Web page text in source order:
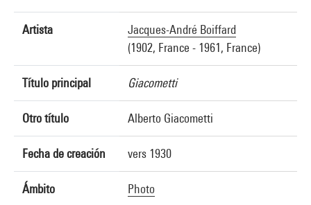
Artista
Jacques-André Boiffard
(1902, France - 1961, France)
Título principal Giacometti
Otro título Alberto Giacometti
Fecha de creación vers 1930
Ámbito Photo